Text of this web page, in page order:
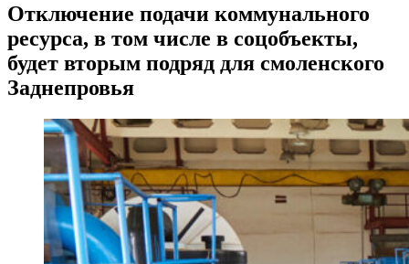
Отключение подачи коммунального
ресурса, в том числе в соцобъекты,
будет вторым подряд для смоленского
Заднепровья